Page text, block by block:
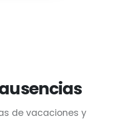
de vacaciones y